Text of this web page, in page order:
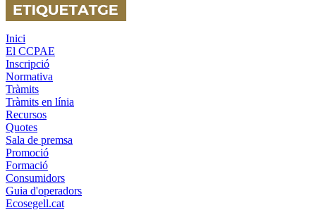
Inici
El CCPAE
Inscripció
Normativa
Tràmits
Tràmits en línia
Recursos
Quotes
Sala de premsa
Promoció
Formació
Consumidors
Guia d'operadors
Ecosegell.cat